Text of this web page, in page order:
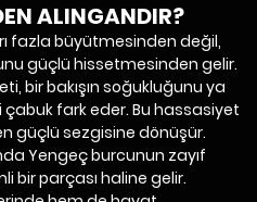
ALINGANDIR?
fazla büyütmesinden değil,
güçlü hissetmesinden gelir.
bir bakışın soğukluğunu ya
fark eder. Bu hassasiyet
güçlü sezgisine dönüşür.
Yengeç burcunun zayıf
bir parçası haline gelir.